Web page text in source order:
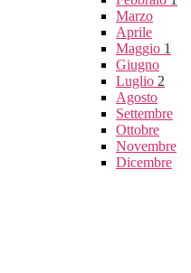
Marzo
Aprile
Maggio 1
Giugno
Luglio 2
Agosto
Settembre
Ottobre
Novembre
Dicembre